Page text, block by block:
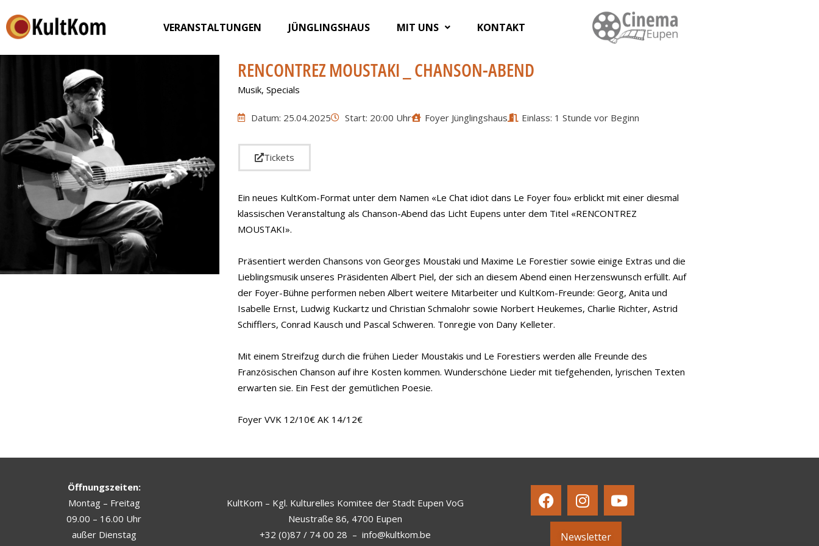
VERANSTALTUNGEN JÜNGLINGSHAUS MIT UNS KONTAKT
RENCONTREZ MOUSTAKI _ CHANSON-ABEND
Musik, Specials
Datum: 25.04.2025 Start: 20:00 Uhr Foyer Jünglingshaus Einlass: 1 Stunde vor Beginn
Tickets
Ein neues KultKom-Format unter dem Namen «Le Chat idiot dans Le Foyer fou» erblickt mit einer diesmal
klassischen Veranstaltung als Chanson-Abend das Licht Eupens unter dem Titel «RENCONTREZ
MOUSTAKI».
Präsentiert werden Chansons von Georges Moustaki und Maxime Le Forestier sowie einige Extras und die
Lieblingsmusik unseres Präsidenten Albert Piel, der sich an diesem Abend einen Herzenswunsch erfüllt. Auf
der Foyer-Bühne performen neben Albert weitere Mitarbeiter und KultKom-Freunde: Georg, Anita und
Isabelle Ernst, Ludwig Kuckartz und Christian Schmalohr sowie Norbert Heukemes, Charlie Richter, Astrid
Schifflers, Conrad Kausch und Pascal Schweren. Tonregie von Dany Kelleter.
Mit einem Streifzug durch die frühen Lieder Moustakis und Le Forestiers werden alle Freunde des
Französischen Chanson auf ihre Kosten kommen. Wunderschöne Lieder mit tiefgehenden, lyrischen Texten
erwarten sie. Ein Fest der gemütlichen Poesie.
Foyer VVK 12/10€ AK 14/12€
Öffnungszeiten:
Montag – Freitag
09.00 – 16.00 Uhr
außer Dienstag
KultKom – Kgl. Kulturelles Komitee der Stadt Eupen VoG
Neustraße 86, 4700 Eupen
+32 (0)87 / 74 00 28 – info@kultkom.be Newsletter